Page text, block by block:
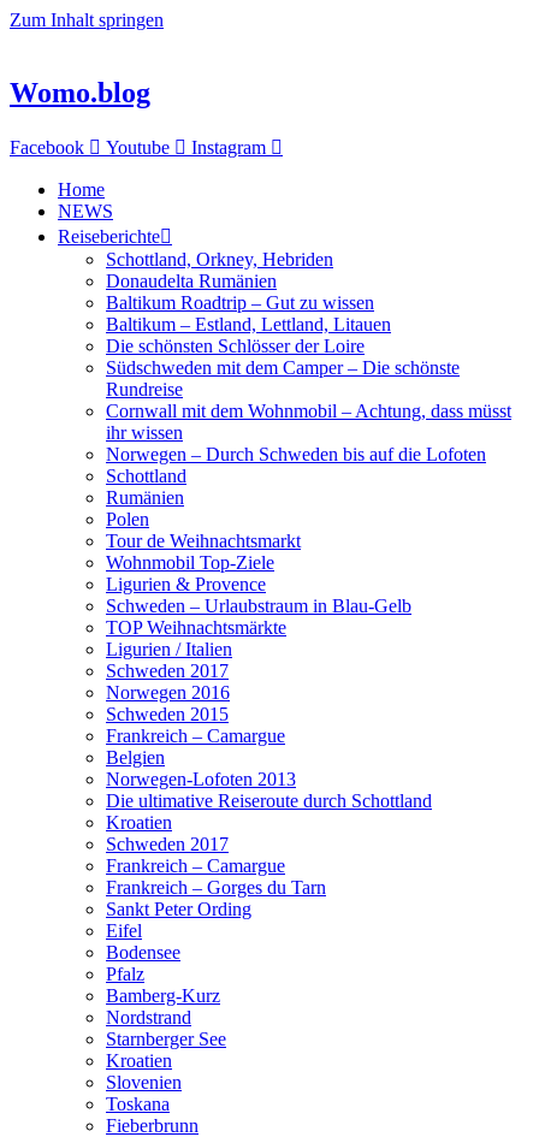
Zum Inhalt springen
Womo.blog
Facebook Youtube Instagram
Home
NEWS
Reiseberichte
Schottland, Orkney, Hebriden
Donaudelta Rumänien
Baltikum Roadtrip – Gut zu wissen
Baltikum – Estland, Lettland, Litauen
Die schönsten Schlösser der Loire
Südschweden mit dem Camper – Die schönste
Rundreise
Cornwall mit dem Wohnmobil – Achtung, dass müsst
ihr wissen
Norwegen – Durch Schweden bis auf die Lofoten
Schottland
Rumänien
Polen
Tour de Weihnachtsmarkt
Wohnmobil Top-Ziele
Ligurien & Provence
Schweden – Urlaubstraum in Blau-Gelb
TOP Weihnachtsmärkte
Ligurien / Italien
Schweden 2017
Norwegen 2016
Schweden 2015
Frankreich – Camargue
Belgien
Norwegen-Lofoten 2013
Die ultimative Reiseroute durch Schottland
Kroatien
Schweden 2017
Frankreich – Camargue
Frankreich – Gorges du Tarn
Sankt Peter Ording
Eifel
Bodensee
Pfalz
Bamberg-Kurz
Nordstrand
Starnberger See
Kroatien
Slovenien
Toskana
Fieberbrunn